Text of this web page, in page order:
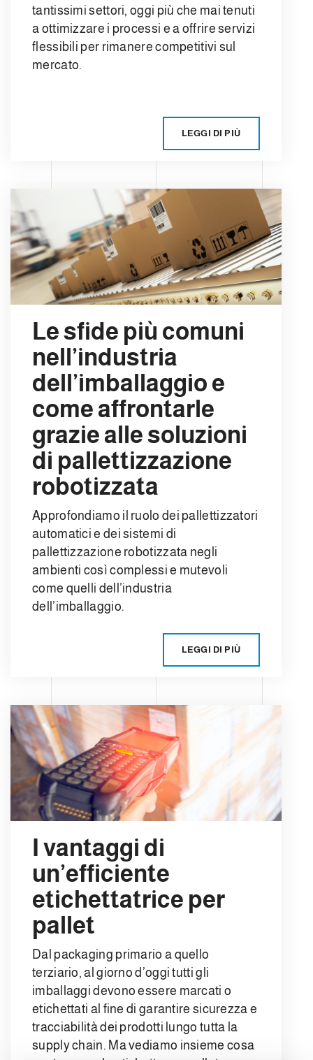
tantissimi settori, oggi più che mai tenuti
a ottimizzare i processi e a offrire servizi
flessibili per rimanere competitivi sul
mercato.
LEGGI DI PIÙ
Le sfide più comuni
nell’industria
dell’imballaggio e
come affrontarle
grazie alle soluzioni
di pallettizzazione
robotizzata
Approfondiamo il ruolo dei pallettizzatori
automatici e dei sistemi di
pallettizzazione robotizzata negli
ambienti così complessi e mutevoli
come quelli dell’industria
dell’imballaggio.
LEGGI DI PIÙ
I vantaggi di
un’efficiente
etichettatrice per
pallet
Dal packaging primario a quello
terziario, al giorno d’oggi tutti gli
imballaggi devono essere marcati o
etichettati al fine di garantire sicurezza e
tracciabilità dei prodotti lungo tutta la
supply chain. Ma vediamo insieme cosa